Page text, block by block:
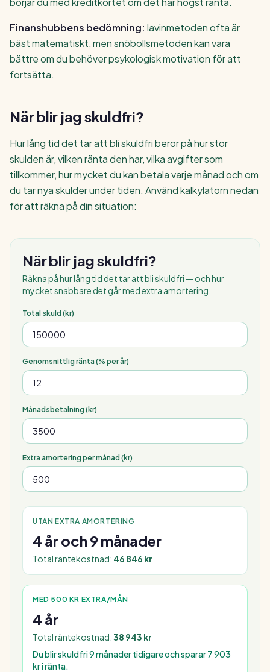
Finanshubbens bedömning: lavinmetoden ofta är
bäst matematiskt, men snöbollsmetoden kan vara
bättre om du behöver psykologisk motivation för att
fortsätta.
När blir jag skuldfri?
Hur lång tid det tar att bli skuldfri beror på hur stor
skulden är, vilken ränta den har, vilka avgifter som
tillkommer, hur mycket du kan betala varje månad och om
du tar nya skulder under tiden. Använd kalkylatorn nedan
för att räkna på din situation:
När blir jag skuldfri?
Räkna på hur lång tid det tar att bli skuldfri — och hur
mycket snabbare det går med extra amortering.
Total skuld (kr)
Genomsnittlig ränta (% per år)
Månadsbetalning (kr)
Extra amortering per månad (kr)
UTAN EXTRA AMORTERING
4 år och 9 månader
Total räntekostnad: 46 846 kr
MED 500 KR EXTRA/MÅN
4 år
Total räntekostnad:38 943 kr
Du blir skuldfri9 månadertidigare och sparar7 903
kri ränta.